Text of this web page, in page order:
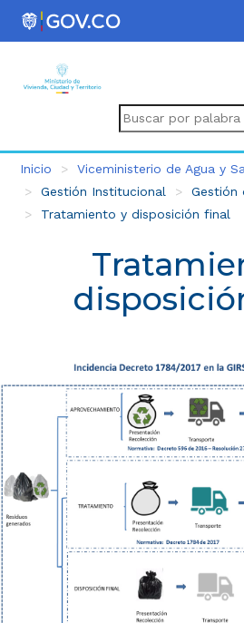
Inicio
Viceministerio de Agua y
Gestión Institucional
Gestión
Tratamiento y disposición final